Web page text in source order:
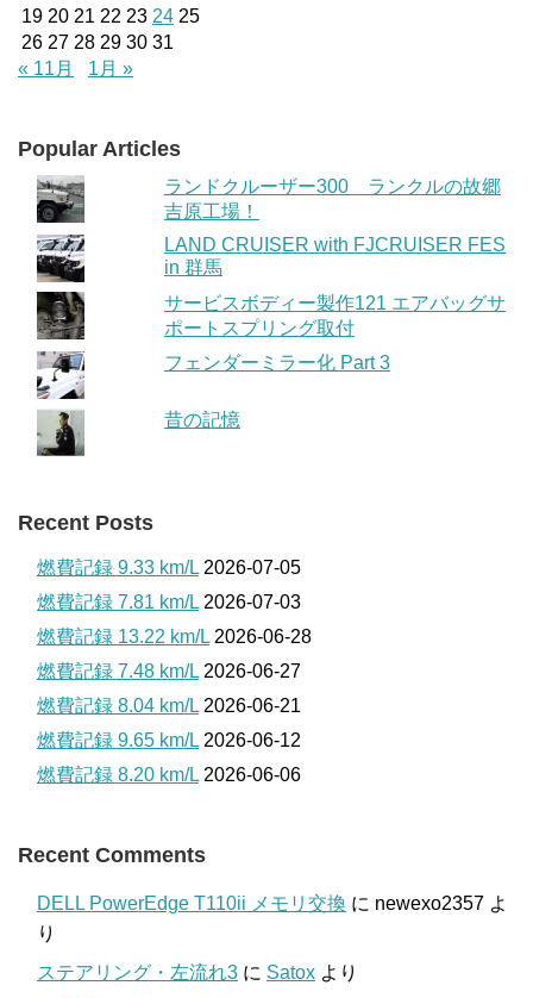
19 20 21 22 23 24 25
26 27 28 29 30 31
« 11月
1月 »
Popular Articles
ランドクルーザー300 ランクルの故郷
吉原工場！
LAND CRUISER with FJCRUISER FES
in 群馬
サービスボディー製作121 エアバッグサ
ポートスプリング取付
フェンダーミラー化 Part 3
昔の記憶
Recent Posts
燃費記録 9.33 km/L 2026-07-05
燃費記録 7.81 km/L 2026-07-03
燃費記録 13.22 km/L 2026-06-28
燃費記録 7.48 km/L 2026-06-27
燃費記録 8.04 km/L 2026-06-21
燃費記録 9.65 km/L 2026-06-12
燃費記録 8.20 km/L 2026-06-06
Recent Comments
DELL PowerEdge T110ii メモリ交換 に newexo2357 よ
り
ステアリング・左流れ3 に Satox より